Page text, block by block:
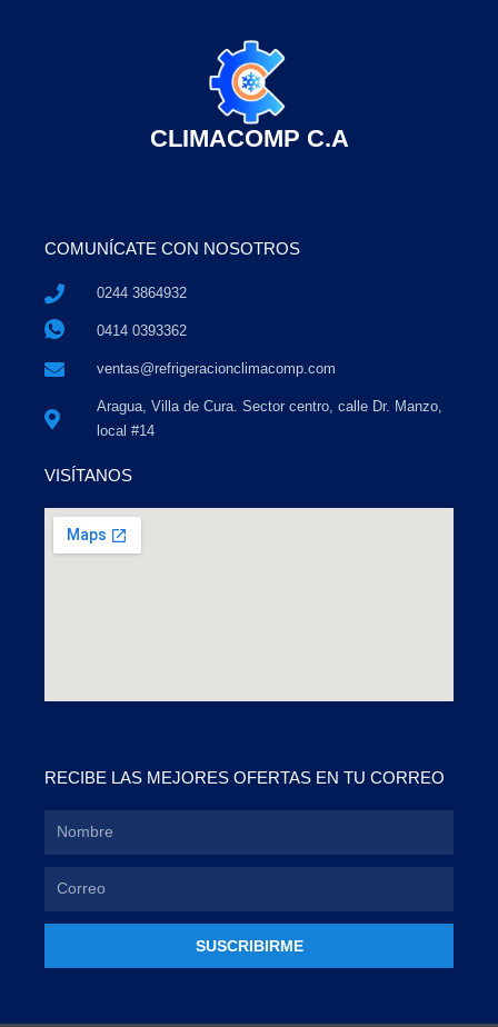
CLIMACOMP C.A
COMUNÍCATE CON NOSOTROS
0244 3864932
0414 0393362
ventas@refrigeracionclimacomp.com
Aragua, Villa de Cura. Sector centro, calle Dr. Manzo,
local #14
VISÍTANOS
RECIBE LAS MEJORES OFERTAS EN TU CORREO
SUSCRIBIRME